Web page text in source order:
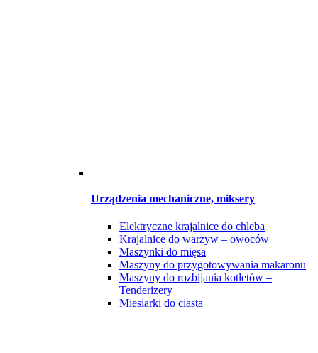
Urządzenia mechaniczne, miksery
Elektryczne krajalnice do chleba
Krajalnice do warzyw – owoców
Maszynki do mięsa
Maszyny do przygotowywania makaronu
Maszyny do rozbijania kotletów –
Tenderizery
Miesiarki do ciasta